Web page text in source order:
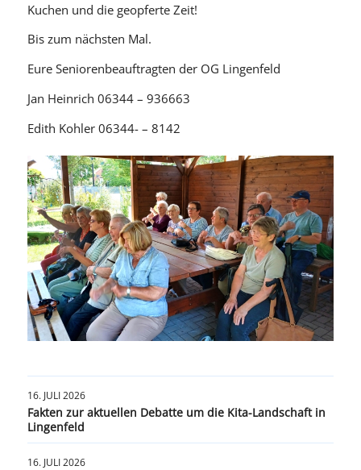
Kuchen und die geopferte Zeit!
Bis zum nächsten Mal.
Eure Seniorenbeauftragten der OG Lingenfeld
Jan Heinrich 06344 – 936663
Edith Kohler 06344- – 8142
16. JULI 2026
Fakten zur aktuellen Debatte um die Kita-Landschaft in
Lingenfeld
16. JULI 2026